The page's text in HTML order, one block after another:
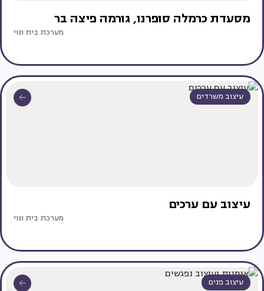
מסעדת כרמלה סופרנו, גורמה פיצה בר
מערכת בית ונוי
עיצוב משרדים
עיצוב עם ערכים
מערכת בית ונוי
עיצוב פנים